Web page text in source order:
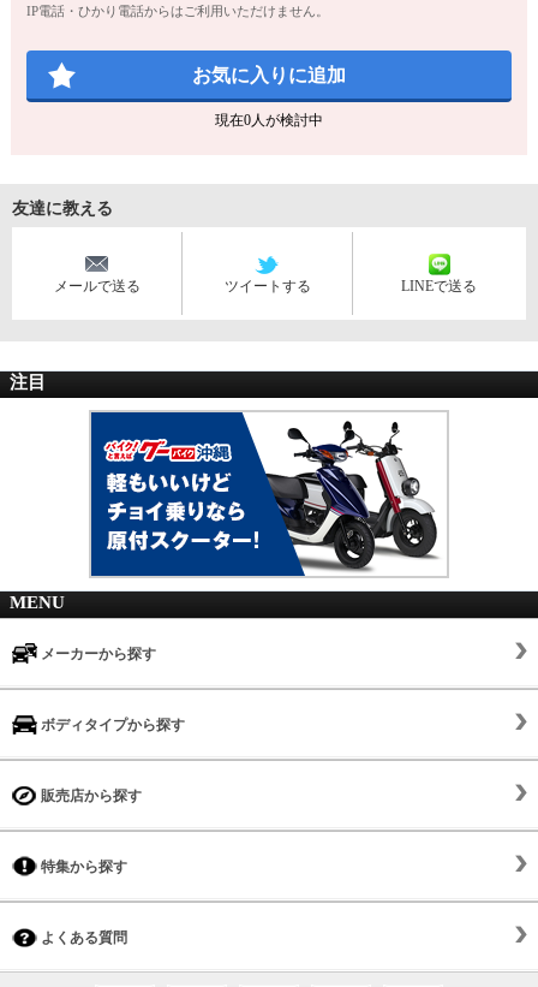
IP電話・ひかり電話からはご利用いただけません。
お気に入りに追加
現在0人が検討中
友達に教える
メールで送る ツイートする LINEで送る
注目
MENU
メーカーから探す
ボディタイプから探す
販売店から探す
特集から探す
よくある質問